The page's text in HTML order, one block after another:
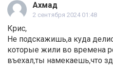
Ахмад
2 сентября 2024 01:48
Крис,
Не подскажишь,а куда
которые жили во времена
въехал,ты намекаешь,что